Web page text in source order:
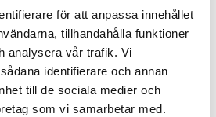
för att anpassa innehållet
tillhandahålla funktioner
analysera vår trafik. Vi
identifierare och annan
till de sociala medier och
som vi samarbetar med.
Stockholm och
välj den närmsta